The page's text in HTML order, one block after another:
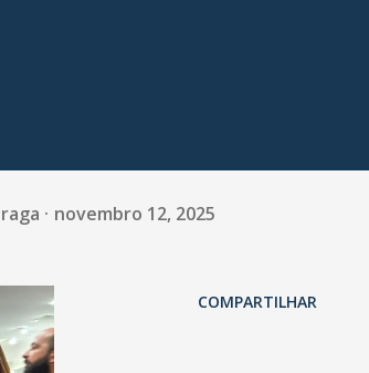
novembro 12, 2025
COMPARTILHAR